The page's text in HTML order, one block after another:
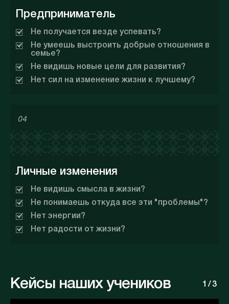
Предприниматель
Не получается везде успевать?
Не умеешь выстроить добрые отношения в
семье?
Не видишь новые цели для развития?
Нет сил на изменение жизни к лучшему?
04
Личные изменения
Не видишь смысла в жизни?
Не понимаешь откуда все эти "проблемы"?
Нет энергии?
Нет радости от жизни?
Кейсы наших учеников 1 / 3